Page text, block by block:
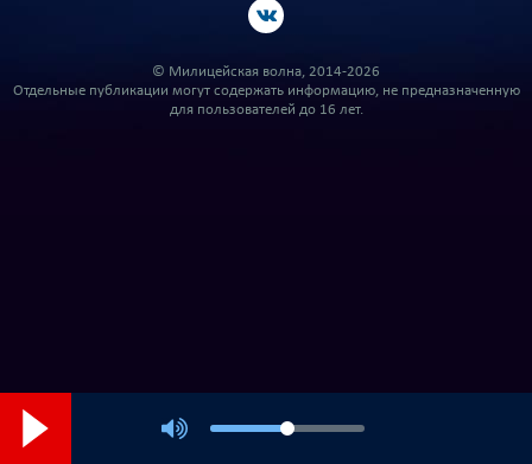
© Милицейская волна, 2014-2026
Отдельные публикации могут содержать информацию, не предназначенную
для пользователей до 16 лет.